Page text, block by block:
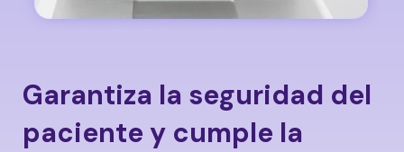
Garantiza la seguridad del
paciente y cumple la